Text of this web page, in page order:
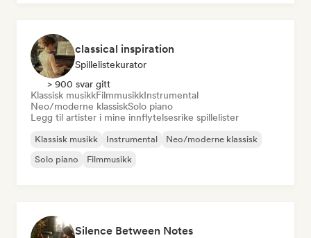
classical inspiration
Spillelistekurator
> 900 svar gitt
Klassisk musikkFilmmusikkInstrumental
Neo/moderne klassiskSolo piano
Legg til artister i mine innflytelsesrike spillelister
Klassisk musikk Instrumental
Neo/moderne klassisk
Solo piano
Filmmusikk
Silence Between Notes